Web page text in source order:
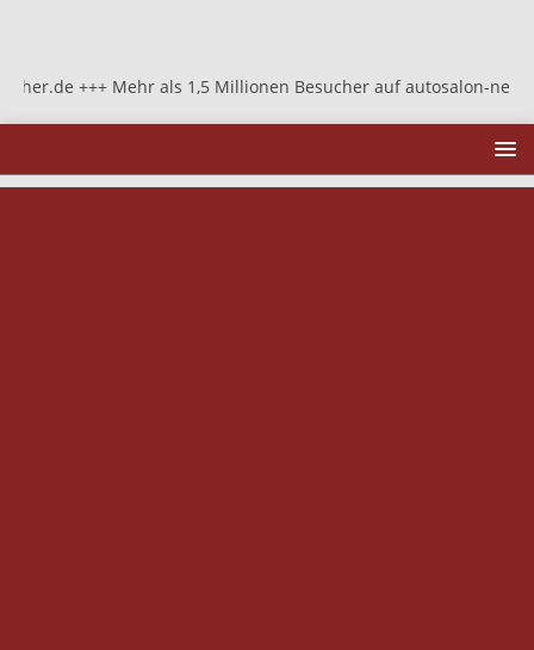
+++ Mehr als 1,5 Millionen Besucher auf autosalon-